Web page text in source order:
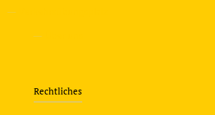
—
—
Rechtliches